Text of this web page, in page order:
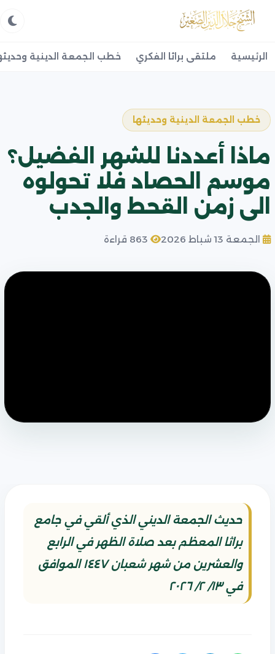
الرئيسية ملتقى براثا الفكري خطب الجمعة الدينية
خطب الجمعة الدينية وحديثها
ماذا أعددنا للشهر الفضيل؟
موسم الحصاد فلا تحولوه
الى زمن القحط والجدب
الجمعة 13 شباط 2026
حديث الجمعة الديني الذي ألقي في جامع
براثا المعظم بعد صلاة الظهر في الرابع
والعشرين من شهر شعبان ١٤٤٧ الموافق
في ١٣/ ٢/ ٢٠٢٦